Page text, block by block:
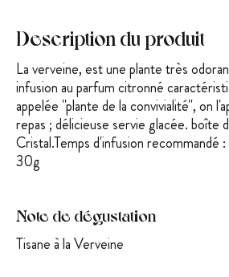
Description du produit
La verveine, est une plante très
infusion au parfum citronné
appelée ''plante de la convivialité'', on l'
repas ; délicieuse servie glacée. boîte
Cristal.Temps d'infusion recommandé
30g
Note de dégustation
Tisane à la Verveine